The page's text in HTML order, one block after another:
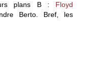
plans B : Floyd
Berto. Bref, les